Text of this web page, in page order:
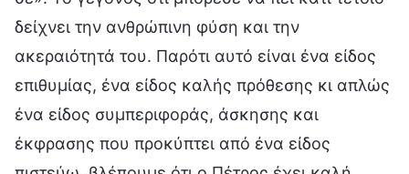
δείχνει την ανθρώπινη φύση και την
ακεραιότητά του. Παρότι αυτό είναι ένα είδος
επιθυμίας, ένα είδος καλής πρόθεσης κι απλώς
ένα είδος συμπεριφοράς, άσκησης και
έκφρασης που προκύπτει από ένα είδος